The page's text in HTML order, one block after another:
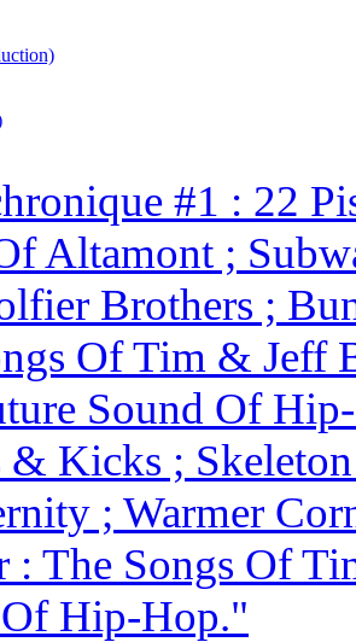
#1 : 22
Altamont ;
Brothers ;
Of Tim & Jeff
Sound Of
Kicks ;
; Warmer
: The Songs Of
Hip-Hop."